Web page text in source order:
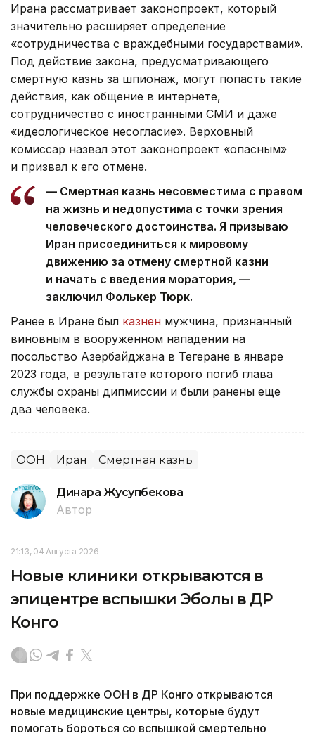
Ирана рассматривает законопроект, который
значительно расширяет определение
«сотрудничества с враждебными государствами».
Под действие закона, предусматривающего
смертную казнь за шпионаж, могут попасть такие
действия, как общение в интернете,
сотрудничество с иностранными СМИ и даже
«идеологическое несогласие». Верховный
комиссар назвал этот законопроект «опасным»
и призвал к его отмене.
— Смертная казнь несовместима с правом
на жизнь и недопустима с точки зрения
человеческого достоинства. Я призываю
Иран присоединиться к мировому
движению за отмену смертной казни
и начать с введения моратория, —
заключил Фолькер Тюрк.
Ранее в Иране был казнен мужчина, признанный
виновным в вооруженном нападении на
посольство Азербайджана в Тегеране в январе
2023 года, в результате которого погиб глава
службы охраны дипмиссии и были ранены еще
два человека.
ООН Иран Смертная казнь
Динара Жусупбекова
Автор
21:13, 04 Августа 2026
Новые клиники открываются в
эпицентре вспышки Эболы в ДР
Конго
При поддержке ООН в ДР Конго открываются
новые медицинские центры, которые будут
помогать бороться со вспышкой смертельно